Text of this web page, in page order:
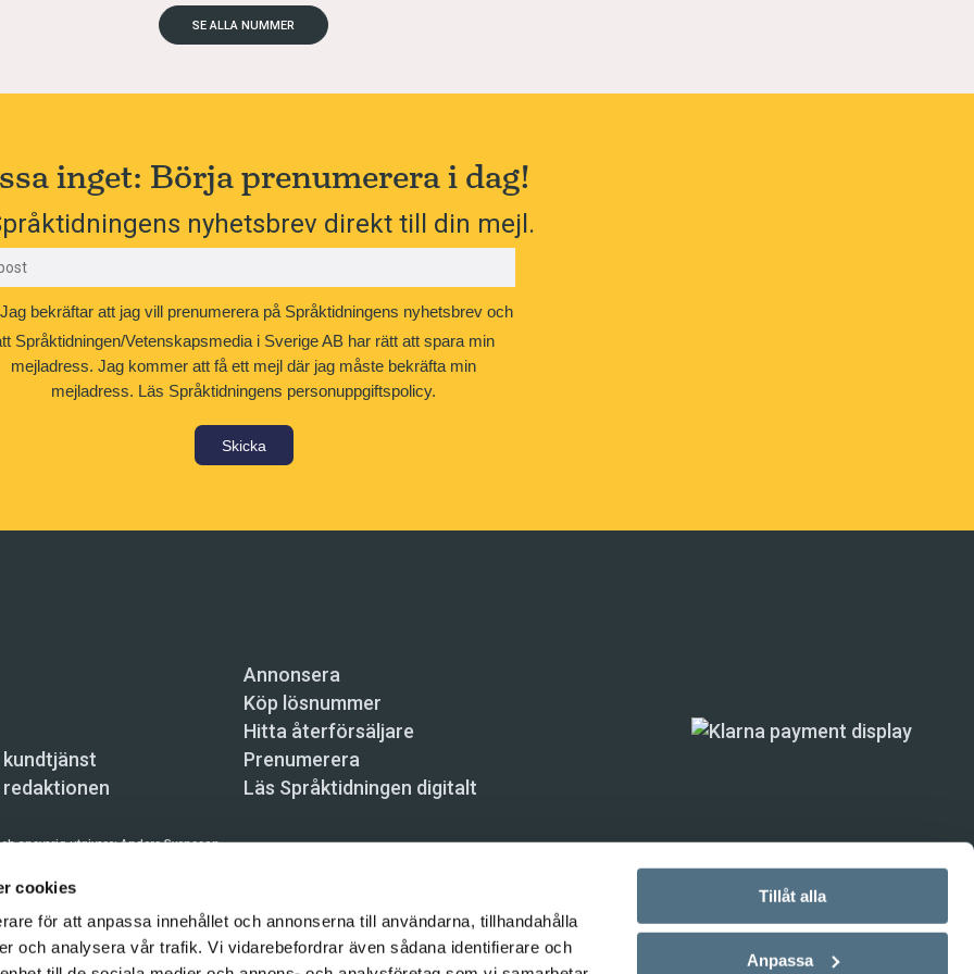
cookies
för att anpassa innehållet och annonserna till användarna, tillhandahålla
och analysera vår trafik. Vi vidarebefordrar även sådana identifierare och
Tillåt alla
Anpassa
SE ALLA NUMMER
inget: Börja prenumerera i dag!
nyhetsbrev direkt till din mejl.
Jag bekräftar att jag vill prenumerera på Språktidningens nyhetsbrev och
Språktidningen/Vetenskapsmedia i Sverige AB har rätt att spara min
mejladress. Jag kommer att få ett mejl där jag måste bekräfta min
mejladress. Läs Språktidningens personuppgiftspolicy.
Skicka
Annonsera
Köp lösnummer
Hitta återförsäljare
Prenumerera
Läs Språktidningen digitalt
ansvarig utgivare:Anders Svensson
Skeppsbron 34, 111 30 Stockholm,
prenumeration: 08-121 062 34 (vardagar 8–17),kundtjanst@spraktidningen.se
automatiska tjänster och maskinläsbara metoder (robotar, spiders, indexering och liknande) är inte